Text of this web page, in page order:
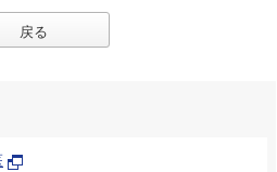
戻る